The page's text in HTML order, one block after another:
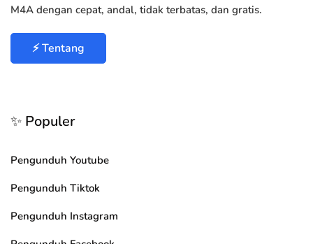
M4A dengan cepat, andal, tidak terbatas, dan gratis.
⚡ Tentang
✨ Populer
Pengunduh Youtube
Pengunduh Tiktok
Pengunduh Instagram